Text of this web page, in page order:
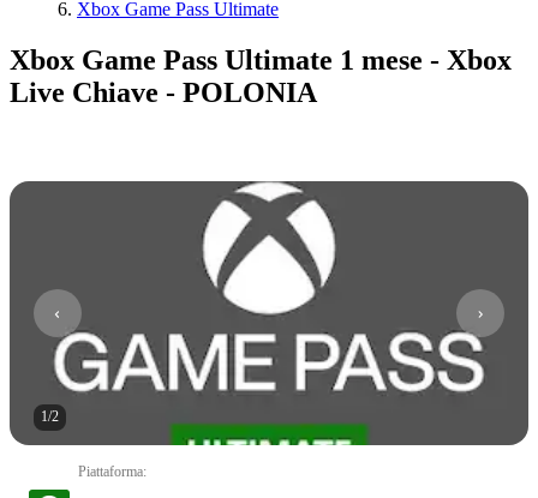
Xbox Game Pass Ultimate
Xbox Game Pass Ultimate 1 mese - Xbox
Live Chiave - POLONIA
1/2
Piattaforma: